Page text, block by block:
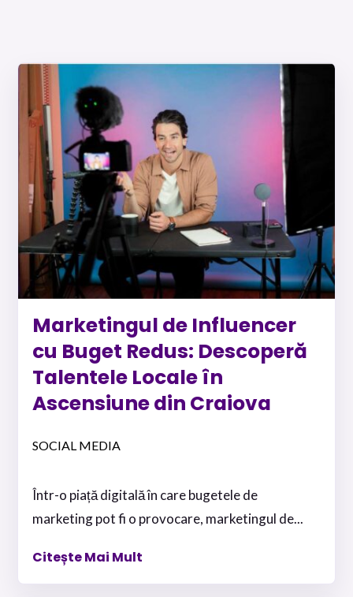
Marketingul de Influencer
cu Buget Redus: Descoperă
Talentele Locale în
Ascensiune din Craiova
SOCIAL MEDIA
Într-o piață digitală în care bugetele de
marketing pot fi o provocare, marketingul de...
Citește Mai Mult